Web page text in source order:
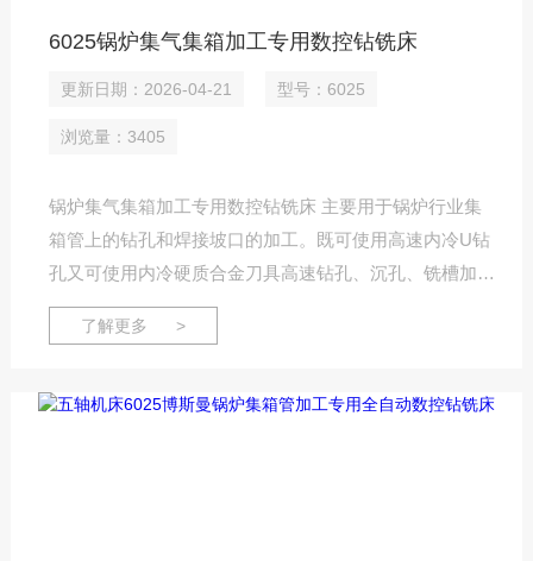
6025锅炉集气集箱加工专用数控钻铣床
更新日期：2026-04-21 型号：6025
浏览量：3405
锅炉集气集箱加工专用数控钻铣床 主要用于锅炉行业集
箱管上的钻孔和焊接坡口的加工。既可使用高速内冷U钻
孔又可使用内冷硬质合金刀具高速钻孔、沉孔、铣槽加
工，无需人工划线，大大提高了孔的位置精度和钻削效
率，实现钻孔自动化。 本机床为龙门移动式立式数控钻
程，确保加工沉孔及焊接槽的深度一致，从而可实现自动
了解更多 >